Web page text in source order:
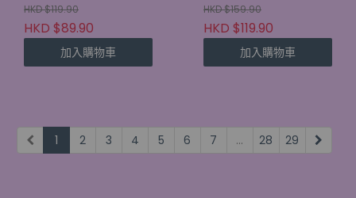
HKD $119.90
HKD $89.90
加入購物車
HKD $159.90
HKD $119.90
加入購物車
1 2 3 4 5 6 7 ... 28 29